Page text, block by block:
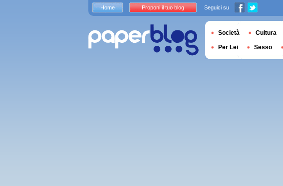
Home Proponi il tuo blog Seguici su
Società Cultura
Per Lei Sesso